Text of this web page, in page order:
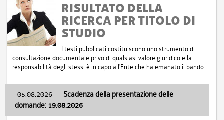
RISULTATO DELLA
RICERCA PER TITOLO DI
STUDIO
I testi pubblicati costituiscono uno strumento di
consultazione documentale privo di qualsiasi valore giuridico e la
responsabilità degli stessi è in capo all'Ente che ha emanato il bando.
05.08.2026 - Scadenza della presentazione delle
domande: 19.08.2026